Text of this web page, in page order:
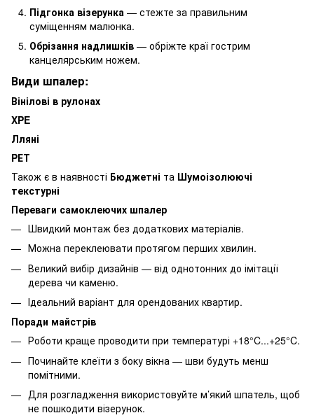
Підгонка візерунка — стежте за правильним
суміщенням малюнка.
Обрізання надлишків — обріжте краї гострим
канцелярським ножем.
Види шпалер:
Вінілові в рулонах
XPE
Лляні
PЕТ
Також є в наявності Бюджетні та Шумоізолюючі
текстурні
Переваги самоклеючих шпалер
Швидкий монтаж без додаткових матеріалів.
Можна переклеювати протягом перших хвилин.
Великий вибір дизайнів — від однотонних до імітації
дерева чи каменю.
Ідеальний варіант для орендованих квартир.
Поради майстрів
Роботи краще проводити при температурі +18°C...+25°C.
Починайте клеїти з боку вікна — шви будуть менш
помітними.
Для розгладження використовуйте м’який шпатель, щоб
не пошкодити візерунок.